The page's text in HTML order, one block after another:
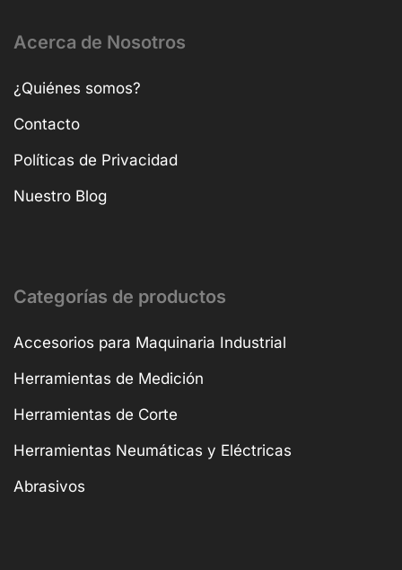
Acerca de Nosotros
¿Quiénes somos?
Contacto
Políticas de Privacidad
Nuestro Blog
Categorías de productos
Accesorios para Maquinaria Industrial
Herramientas de Medición
Herramientas de Corte
Herramientas Neumáticas y Eléctricas
Abrasivos